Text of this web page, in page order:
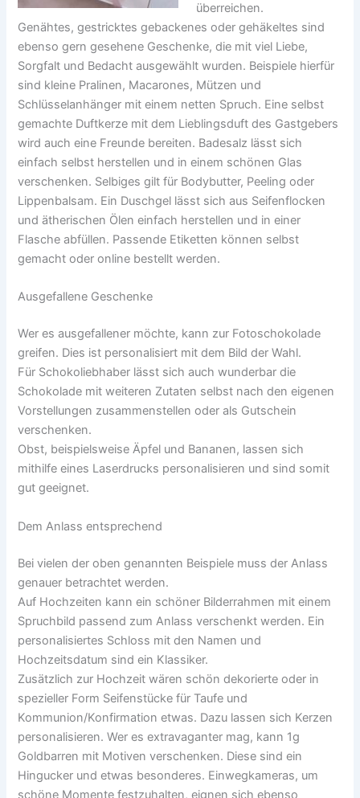
überreichen.
Genähtes, gestricktes gebackenes oder gehäkeltes sind
ebenso gern gesehene Geschenke, die mit viel Liebe,
Sorgfalt und Bedacht ausgewählt wurden. Beispiele hierfür
sind kleine Pralinen, Macarones, Mützen und
Schlüsselanhänger mit einem netten Spruch. Eine selbst
gemachte Duftkerze mit dem Lieblingsduft des Gastgebers
wird auch eine Freunde bereiten. Badesalz lässt sich
einfach selbst herstellen und in einem schönen Glas
verschenken. Selbiges gilt für Bodybutter, Peeling oder
Lippenbalsam. Ein Duschgel lässt sich aus Seifenflocken
und ätherischen Ölen einfach herstellen und in einer
Flasche abfüllen. Passende Etiketten können selbst
gemacht oder online bestellt werden.
Ausgefallene Geschenke
Wer es ausgefallener möchte, kann zur Fotoschokolade
greifen. Dies ist personalisiert mit dem Bild der Wahl.
Für Schokoliebhaber lässt sich auch wunderbar die
Schokolade mit weiteren Zutaten selbst nach den eigenen
Vorstellungen zusammenstellen oder als Gutschein
verschenken.
Obst, beispielsweise Äpfel und Bananen, lassen sich
mithilfe eines Laserdrucks personalisieren und sind somit
gut geeignet.
Dem Anlass entsprechend
Bei vielen der oben genannten Beispiele muss der Anlass
genauer betrachtet werden.
Auf Hochzeiten kann ein schöner Bilderrahmen mit einem
Spruchbild passend zum Anlass verschenkt werden. Ein
personalisiertes Schloss mit den Namen und
Hochzeitsdatum sind ein Klassiker.
Zusätzlich zur Hochzeit wären schön dekorierte oder in
spezieller Form Seifenstücke für Taufe und
Kommunion/Konfirmation etwas. Dazu lassen sich Kerzen
personalisieren. Wer es extravaganter mag, kann 1g
Goldbarren mit Motiven verschenken. Diese sind ein
Hingucker und etwas besonderes. Einwegkameras, um
schöne Momente festzuhalten, eignen sich ebenso